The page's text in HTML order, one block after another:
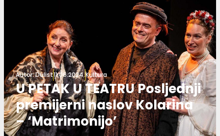
Autor:Dulist11.06.2024.Kultura
U PETAK U TEATRU Posljednji
premijerni naslov Kolarina
– ‘Matrimonijo’